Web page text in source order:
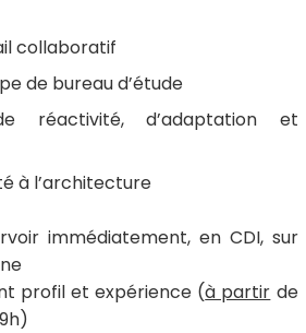
collaboratif
de bureau d’étude
réactivité, d’adaptation et
à l’architecture
immédiatement, en CDI, sur
profil et expérience (à partir de